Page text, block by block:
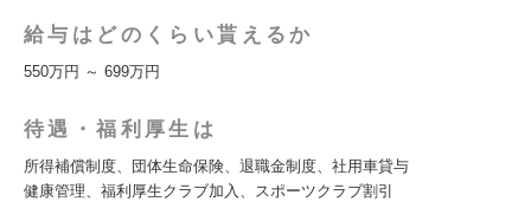
給与はどのくらい貰えるか
550万円 ～ 699万円
待遇・福利厚生は
所得補償制度、団体生命保険、退職金制度、社用車貸与
健康管理、福利厚生クラブ加入、スポーツクラブ割引